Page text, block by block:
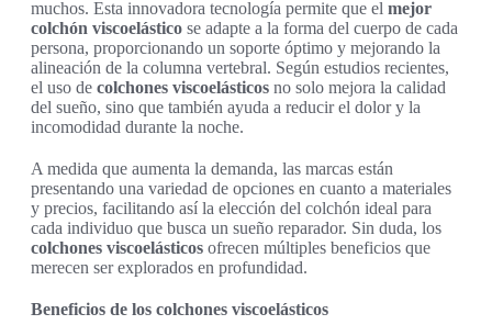
muchos. Esta innovadora tecnología permite que el mejor
colchón viscoelástico se adapte a la forma del cuerpo de cada
persona, proporcionando un soporte óptimo y mejorando la
alineación de la columna vertebral. Según estudios recientes,
el uso de colchones viscoelásticos no solo mejora la calidad
del sueño, sino que también ayuda a reducir el dolor y la
incomodidad durante la noche.
A medida que aumenta la demanda, las marcas están
presentando una variedad de opciones en cuanto a materiales
y precios, facilitando así la elección del colchón ideal para
cada individuo que busca un sueño reparador. Sin duda, los
colchones viscoelásticos ofrecen múltiples beneficios que
merecen ser explorados en profundidad.
Beneficios de los colchones viscoelásticos